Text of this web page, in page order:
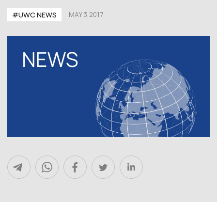
#UWC NEWS MAY 3,2017